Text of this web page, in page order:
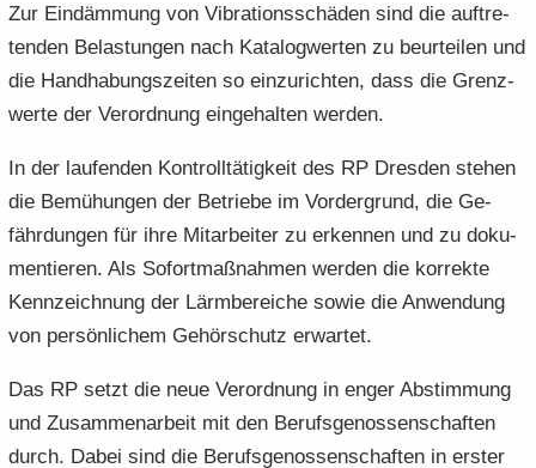
Zur Ein­däm­mung von Vi­bra­ti­ons­schä­den sind die auf­tre­
ten­den Be­las­tun­gen nach Ka­ta­log­wer­ten zu be­ur­tei­len und
die Hand­ha­bungs­zei­ten so ein­zu­rich­ten, dass die Grenz­
wer­te der Ver­ord­nung ein­ge­hal­ten wer­den.
In der lau­fen­den Kon­troll­tä­tig­keit des RP Dres­den ste­hen
die Be­mü­hun­gen der Be­trie­be im Vor­der­grund, die Ge­
fähr­dun­gen für ihre Mit­ar­bei­ter zu er­ken­nen und zu do­ku­
men­tie­ren. Als So­fort­maß­nah­men wer­den die kor­rek­te
Kenn­zeich­nung der Lärm­be­rei­che sowie die An­wen­dung
von per­sön­li­chem Ge­hör­schutz er­war­tet.
Das RP setzt die neue Ver­ord­nung in enger Ab­stim­mung
und Zu­sam­men­ar­beit mit den Be­rufs­ge­nos­sen­schaf­ten
durch. Dabei sind die Be­rufs­ge­nos­sen­schaf­ten in ers­ter